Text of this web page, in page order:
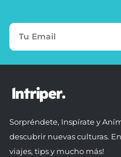
Sorpréndete, Inspírate y
descubrir nuevas culturas.
viajes, tips y mucho más!